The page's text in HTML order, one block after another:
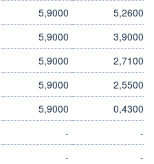
5,9000
5,2600
5,9000
3,9000
5,9000
2,7100
5,9000
2,5500
5,9000
0,4300
-
-
-
-